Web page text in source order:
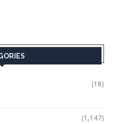
(18)
(1,147)